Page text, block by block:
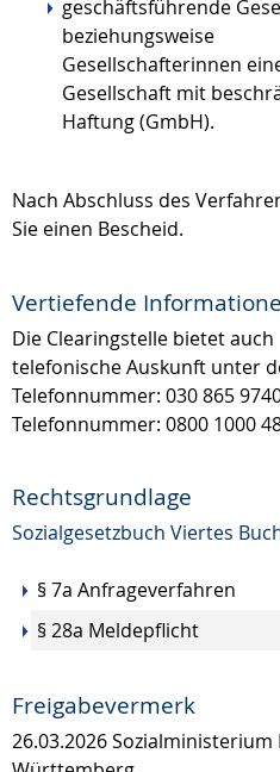
geschäftsführende
beziehungsweise
Gesellschafterinnen
Gesellschaft mit
Haftung (GmbH).
Nach Abschluss des
Sie einen Bescheid.
Vertiefende
Die Clearingstelle bietet auch
telefonische Auskunft unter
Telefonnummer: 030 865
Telefonnummer: 0800 1000
Rechtsgrundlage
Sozialgesetzbuch Viertes
§ 7a Anfrageverfahren
§ 28a Meldepflicht
Freigabevermerk
26.03.2026Sozialministerium